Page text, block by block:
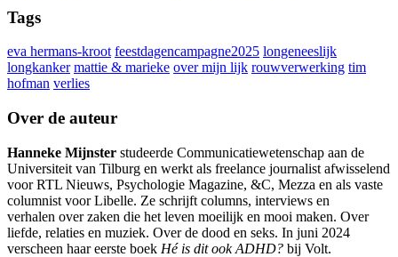
Tags
eva hermans-kroot feestdagencampagne2025 longeneeslijk
longkanker mattie & marieke over mijn lijk rouwverwerking tim
hofman verlies
Over de auteur
Hanneke Mijnster studeerde Communicatiewetenschap aan de
Universiteit van Tilburg en werkt als freelance journalist afwisselend
voor RTL Nieuws, Psychologie Magazine, &C, Mezza en als vaste
columnist voor Libelle. Ze schrijft columns, interviews en
verhalen over zaken die het leven moeilijk en mooi maken. Over
liefde, relaties en muziek. Over de dood en seks. In juni 2024
verscheen haar eerste boek Hé is dit ook ADHD? bij Volt.